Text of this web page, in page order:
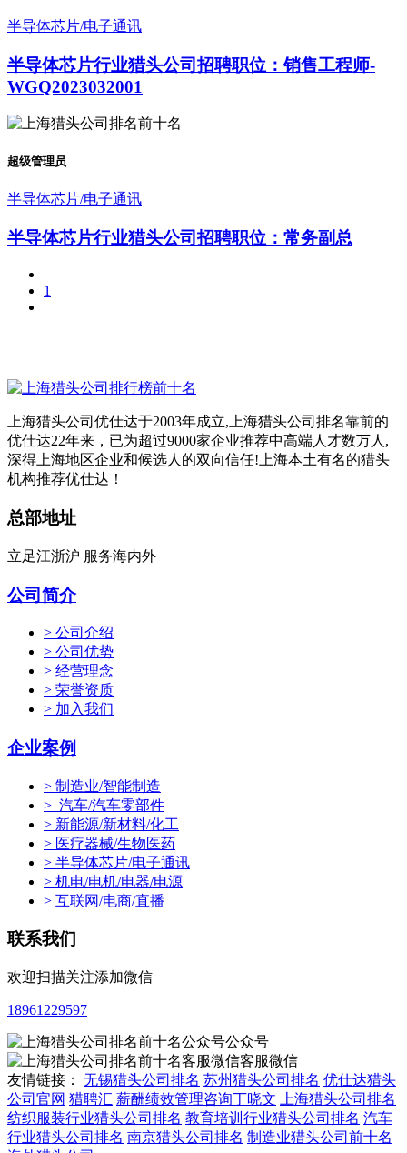
半导体芯片/电子通讯
半导体芯片行业猎头公司招聘职位：销售工程师-
WGQ2023032001
超级管理员
半导体芯片/电子通讯
半导体芯片行业猎头公司招聘职位：常务副总
1
上海猎头公司优仕达于2003年成立,上海猎头公司排名靠前的
优仕达22年来，已为超过9000家企业推荐中高端人才数万人,
深得上海地区企业和候选人的双向信任!上海本土有名的猎头
机构推荐优仕达！
总部地址
立足江浙沪 服务海内外
公司简介
> 公司介绍
> 公司优势
> 经营理念
> 荣誉资质
> 加入我们
企业案例
> 制造业/智能制造
> 汽车/汽车零部件
> 新能源/新材料/化工
> 医疗器械/生物医药
> 半导体芯片/电子通讯
> 机电/电机/电器/电源
> 互联网/电商/直播
联系我们
欢迎扫描关注添加微信
18961229597
公众号
客服微信
友情链接： 无锡猎头公司排名 苏州猎头公司排名 优仕达猎头
公司官网 猎聘汇 薪酬绩效管理咨询丁晓文
上海猎头公司排名
纺织服装行业猎头公司排名 教育培训行业猎头公司排名 汽车
行业猎头公司排名 南京猎头公司排名 制造业猎头公司前十名